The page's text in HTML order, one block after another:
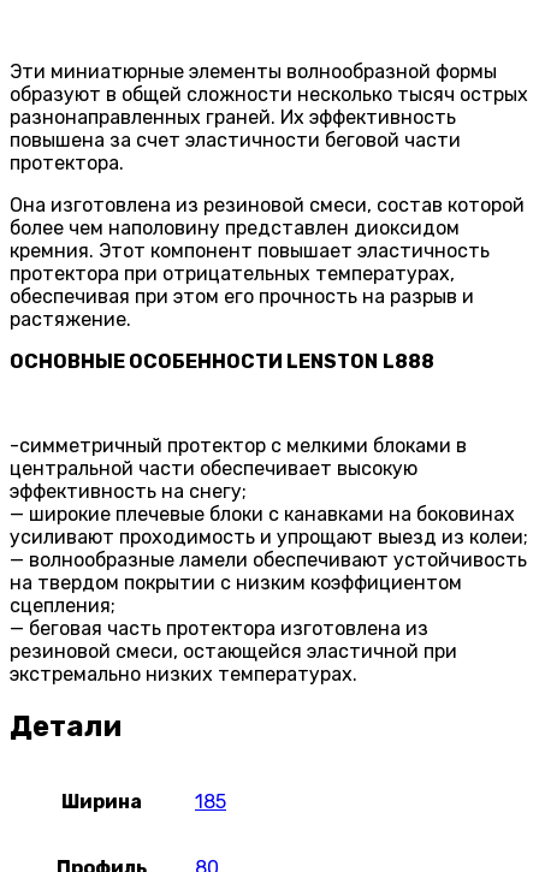
Эти миниатюрные элементы волнообразной формы
образуют в общей сложности несколько тысяч острых
разнонаправленных граней. Их эффективность
повышена за счет эластичности беговой части
протектора.
Она изготовлена из резиновой смеси, состав которой
более чем наполовину представлен диоксидом
кремния. Этот компонент повышает эластичность
протектора при отрицательных температурах,
обеспечивая при этом его прочность на разрыв и
растяжение.
ОСНОВНЫЕ ОСОБЕННОСТИ LENSTON L888
-симметричный протектор с мелкими блоками в
центральной части обеспечивает высокую
эффективность на снегу;
— широкие плечевые блоки с канавками на боковинах
усиливают проходимость и упрощают выезд из колеи;
— волнообразные ламели обеспечивают устойчивость
на твердом покрытии с низким коэффициентом
сцепления;
— беговая часть протектора изготовлена из
резиновой смеси, остающейся эластичной при
экстремально низких температурах.
Детали
Ширина 185
Профиль 80